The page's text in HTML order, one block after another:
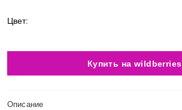
Цвет:
Купить на wildberries
Описание